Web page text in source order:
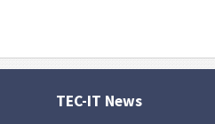
TEC-IT News